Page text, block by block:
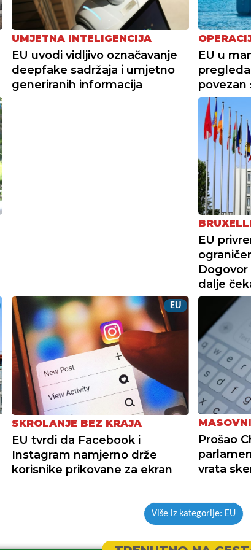
UMJETNA INTELIGENCIJA
EU uvodi vidljivo označavanje
deepfake sadržaja i umjetno
generiranih informacija
EU u
povezan
EU
Dogovor
dalje
EU
SKROLANJE BEZ KRAJA
EU tvrdi da Facebook i
Instagram namjerno drže
korisnike prikovane za ekran
Prošao
vrata
Više iz kategorije: EU